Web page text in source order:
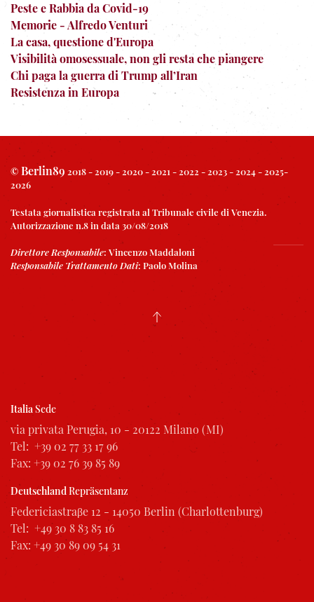
Peste e Rabbia da Covid-19
Memorie - Alfredo Venturi
La casa, questione d'Europa
Visibilità omosessuale, non gli resta che piangere
Chi paga la guerra di Trump all’Iran
Resistenza in Europa
© Berlin89 2018 - 2019 - 2020 - 2021 - 2022 - 2023 - 2024 - 2025-
2026
Testata giornalistica registrata al Tribunale civile di Venezia.
Autorizzazione n.8 in data 30/08/2018
Direttore Responsabile: Vincenzo Maddaloni
Responsabile Trattamento Dati: Paolo Molina
ItaliaSede
via privata Perugia, 10 - 20122 Milano (MI)
Tel: +39 02 77 33 17 96
Fax: +39 02 76 39 85 89
DeutschlandRepräsentanz
Federiciastraβe 12 - 14050 Berlin (Charlottenburg)
Tel: +49 30 8 83 85 16
Fax: +49 30 89 09 54 31